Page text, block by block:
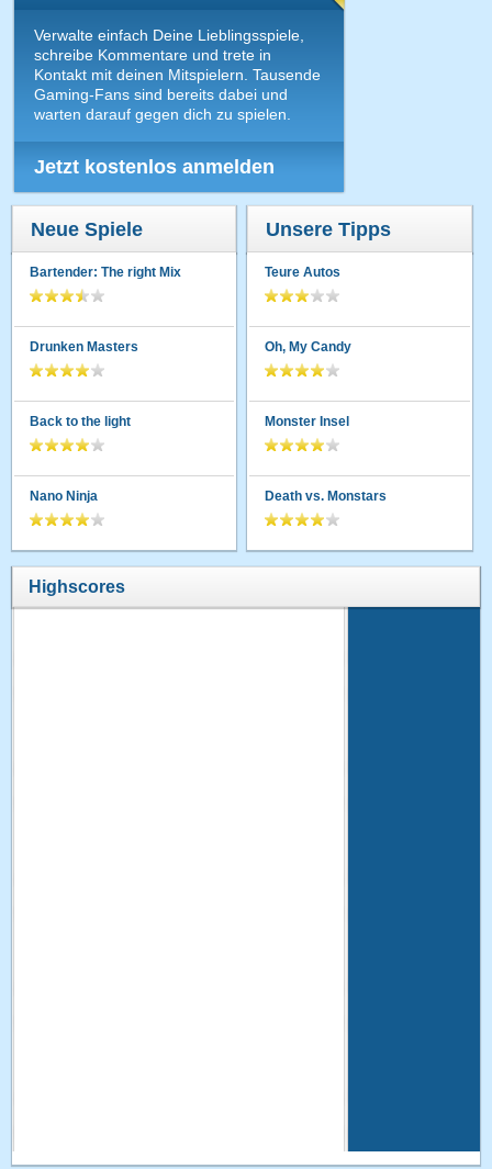
Verwalte einfach Deine Lieblingsspiele,
schreibe Kommentare und trete in
Kontakt mit deinen Mitspielern. Tausende
Gaming-Fans sind bereits dabei und
warten darauf gegen dich zu spielen.
Jetzt kostenlos anmelden
Neue Spiele
Bartender: The right Mix
Drunken Masters
Back to the light
Nano Ninja
Unsere Tipps
Teure Autos
Oh, My Candy
Monster Insel
Death vs. Monstars
Highscores